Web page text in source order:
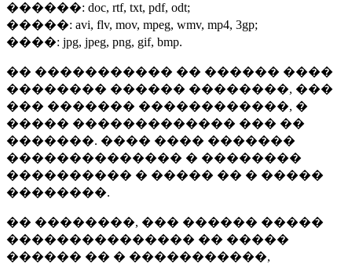
������: doc, rtf, txt, pdf, odt;
�����: avi, flv, mov, mpeg, wmv, mp4, 3gp;
����: jpg, jpeg, png, gif, bmp.
�� ����������� �� ������ ����
�������� ������ ��������, ���
��� ������� ������������, �
����� ������������� ��� ��
�������. ���� ���� �������
�������������� � ��������
���������� � ����� �� � �����
��������.
�� ��������, ��� ������ �����
��������������� �� �����
������ �� � �����������,